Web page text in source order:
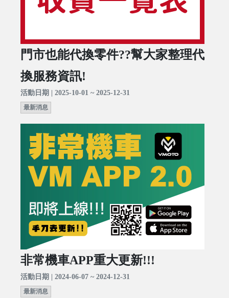
門市也能代換零件??幫大家整理代
換服務資訊!
活動日期 | 2025-10-01 ~ 2025-12-31
最新消息
非常機車APP重大更新!!!
活動日期 | 2024-06-07 ~ 2024-12-31
最新消息